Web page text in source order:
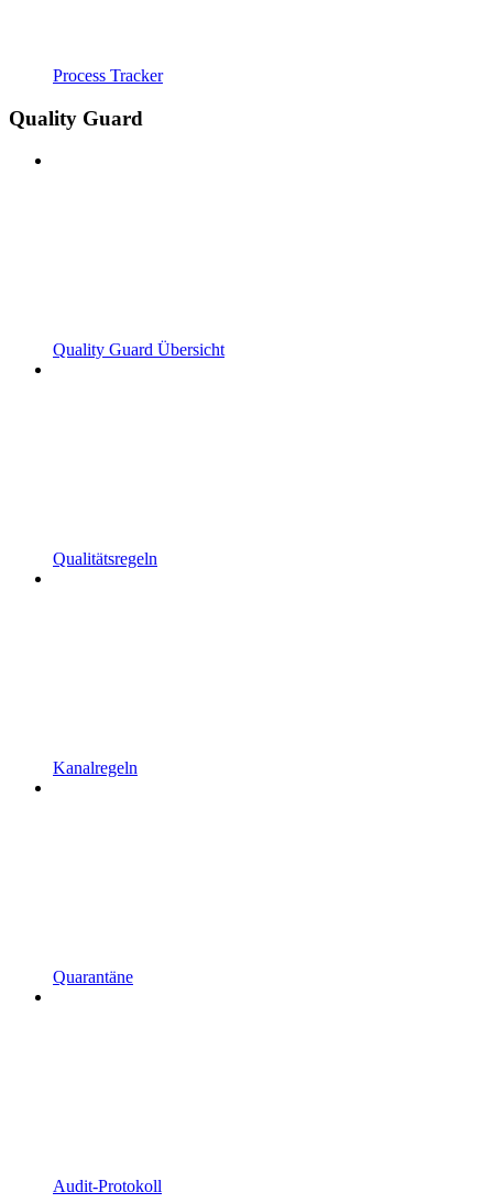
Process Tracker
Quality Guard
Quality Guard Übersicht
Qualitätsregeln
Kanalregeln
Quarantäne
Audit-Protokoll